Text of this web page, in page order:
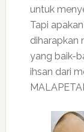
untuk
Tapi
diharapkan
yang baik-
ihsan dari